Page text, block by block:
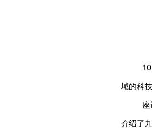
域的科
介绍了